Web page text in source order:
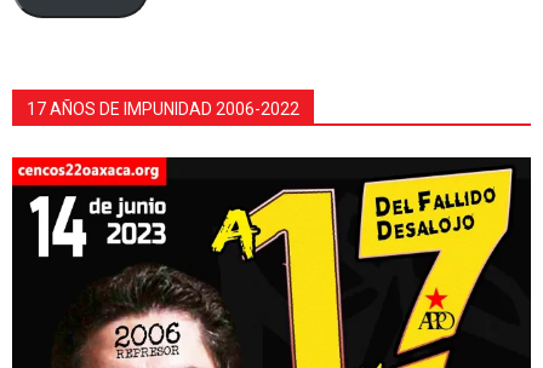
17 AÑOS DE IMPUNIDAD 2006-2022